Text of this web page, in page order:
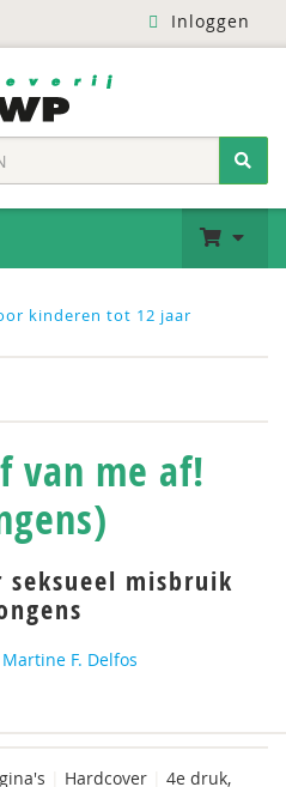
Inloggen
kinderen tot 12 jaar
van me af!
seksueel misbruik
F. Delfos
Hardcover
4e druk,